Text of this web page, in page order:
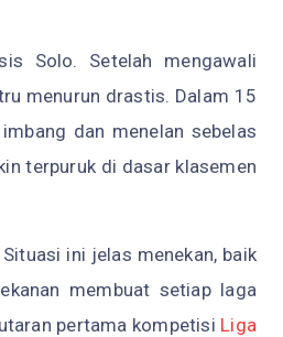
Solo. Setelah mengawali
menurun drastis. Dalam 15
dan menelan sebelas
terpuruk di dasar klasemen
ini jelas menekan, baik
membuat setiap laga
pertama kompetisi Liga